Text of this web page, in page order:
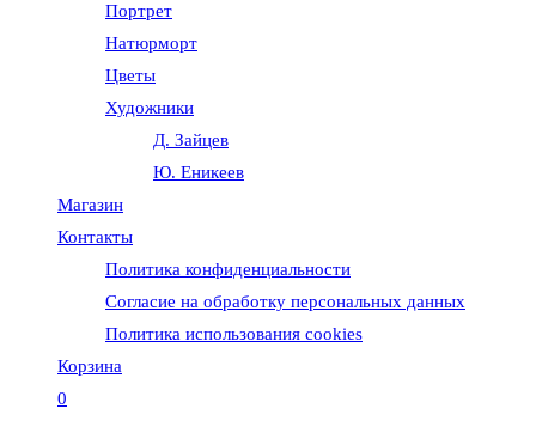
Портрет
Натюрморт
Цветы
Художники
Д. Зайцев
Ю. Еникеев
Магазин
Контакты
Политика конфиденциальности
Согласие на обработку персональных данных
Политика использования cookies
Корзина
0